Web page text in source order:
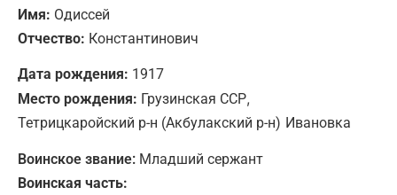
Имя: Одиссей
Отчество: Константинович
Дата рождения: 1917
Место рождения: Грузинская ССР,
Тетрицкаройский р-н (Акбулакский р-н) Ивановка
Воинское звание: Младший сержант
Воинская часть: